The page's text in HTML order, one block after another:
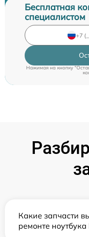
Бесплатная
специалистом
Нажимая на кнопку
Какие запчасти
ремонте